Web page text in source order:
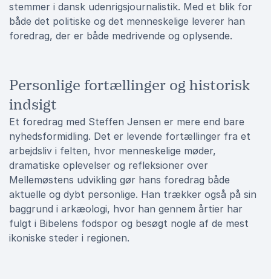
stemmer i dansk udenrigsjournalistik. Med et blik for
både det politiske og det menneskelige leverer han
foredrag, der er både medrivende og oplysende.
Personlige fortællinger og historisk
indsigt
Et foredrag med Steffen Jensen er mere end bare
nyhedsformidling. Det er levende fortællinger fra et
arbejdsliv i felten, hvor menneskelige møder,
dramatiske oplevelser og refleksioner over
Mellemøstens udvikling gør hans foredrag både
aktuelle og dybt personlige. Han trækker også på sin
baggrund i arkæologi, hvor han gennem årtier har
fulgt i Bibelens fodspor og besøgt nogle af de mest
ikoniske steder i regionen.